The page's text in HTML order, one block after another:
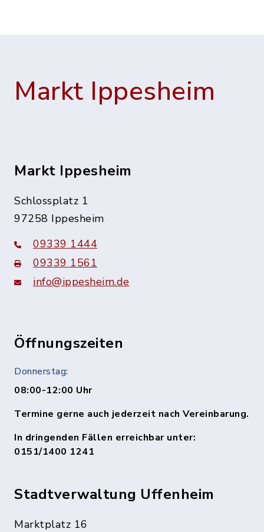
Markt Ippesheim
Markt Ippesheim
Schlossplatz 1
97258 Ippesheim
09339 1444
09339 1561
info@ippesheim.de
Öffnungszeiten
Donnerstag:
08:00-12:00 Uhr
Termine gerne auch jederzeit nach Vereinbarung.
In dringenden Fällen erreichbar unter:
0151/1400 1241
Stadtverwaltung Uffenheim
Marktplatz 16